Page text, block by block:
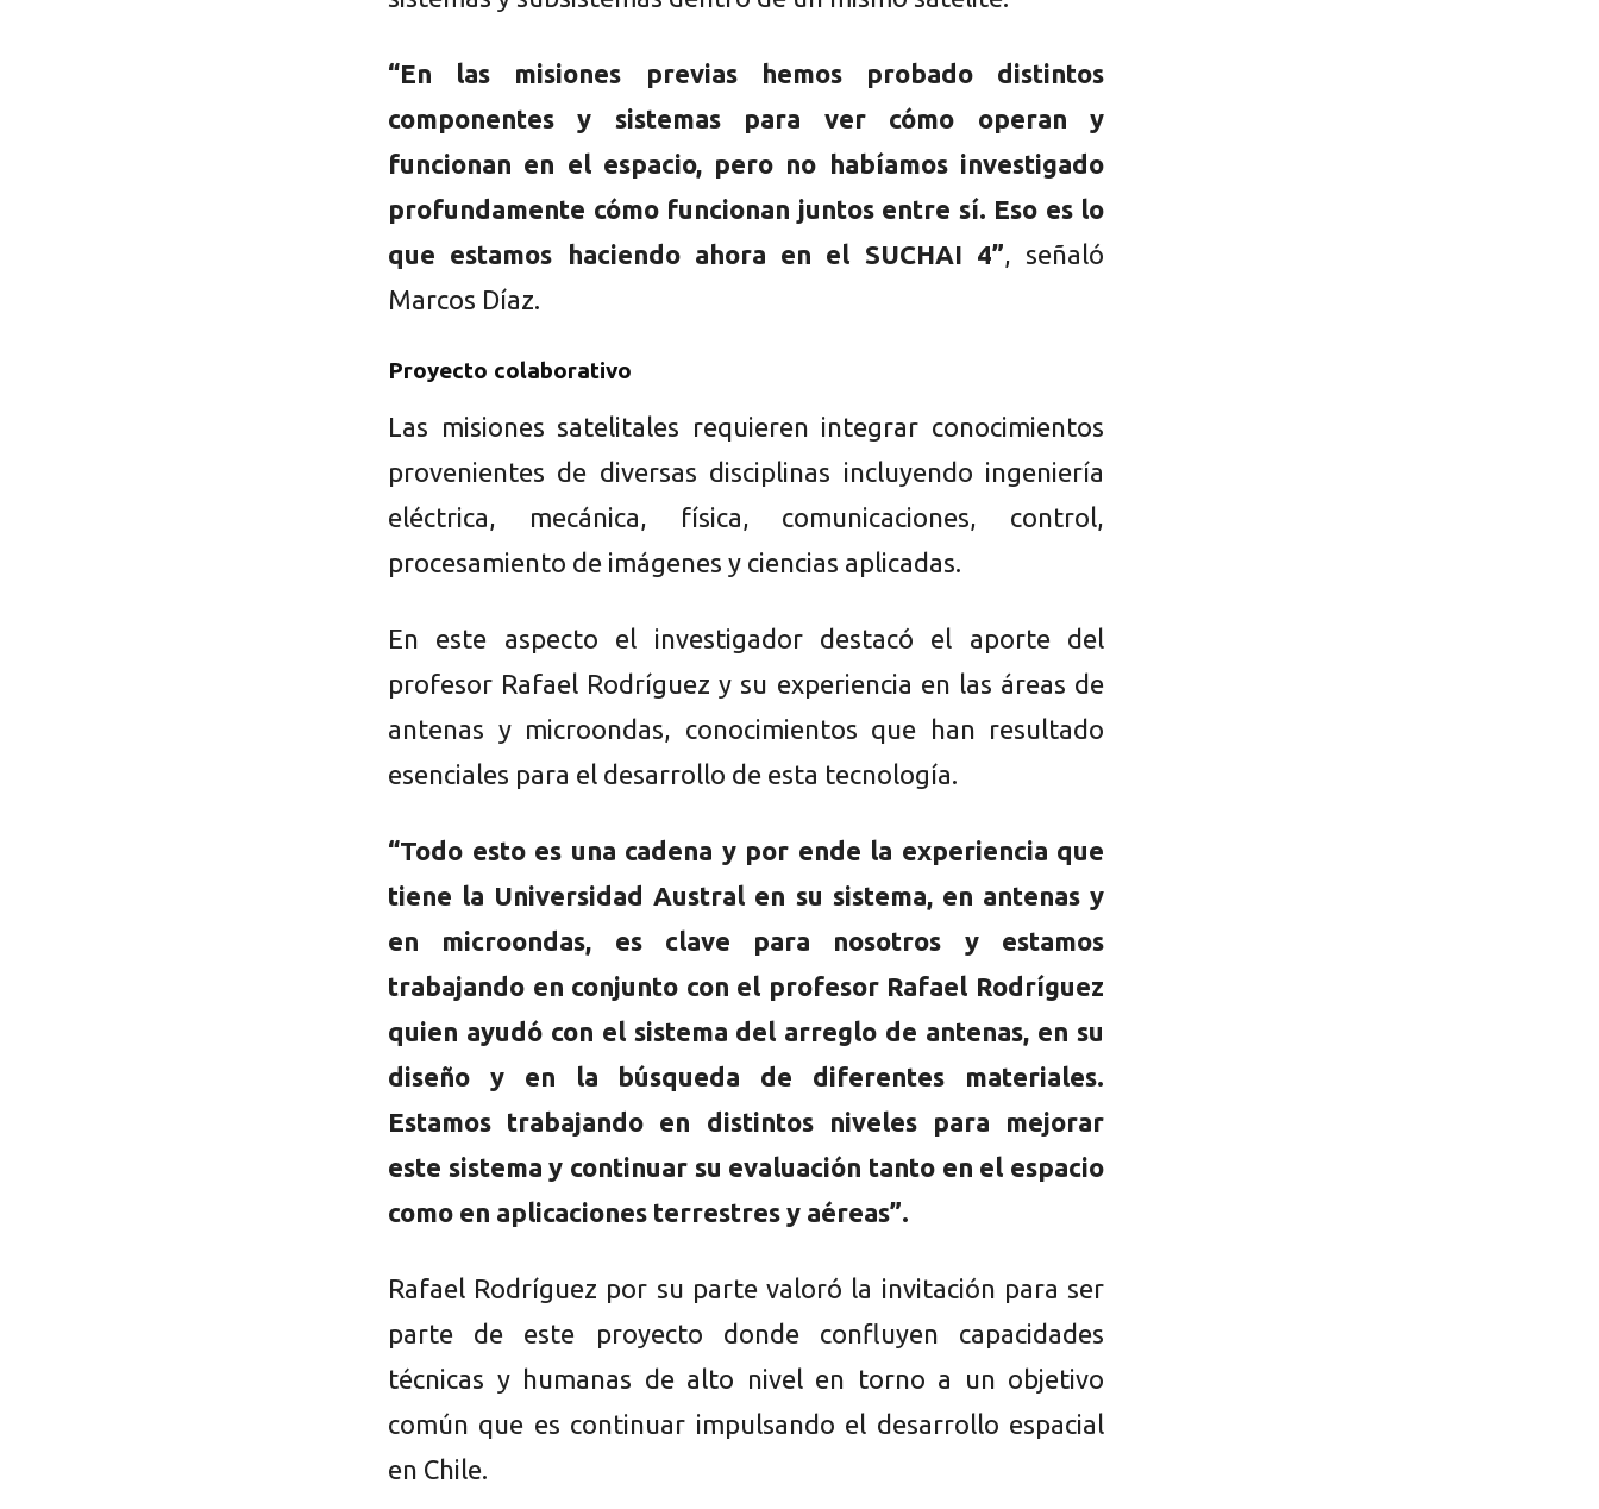
“En las misiones previas hemos probado distintos
componentes y sistemas para ver cómo operan y
funcionan en el espacio, pero no habíamos investigado
profundamente cómo funcionan juntos entre sí. Eso es lo
que estamos haciendo ahora en el SUCHAI 4”, señaló
Marcos Díaz.
Proyecto colaborativo
Las misiones satelitales requieren integrar conocimientos
provenientes de diversas disciplinas incluyendo ingeniería
eléctrica, mecánica, física, comunicaciones, control,
procesamiento de imágenes y ciencias aplicadas.
En este aspecto el investigador destacó el aporte del
profesor Rafael Rodríguez y su experiencia en las áreas de
antenas y microondas, conocimientos que han resultado
esenciales para el desarrollo de esta tecnología.
“Todo esto es una cadena y por ende la experiencia que
tiene la Universidad Austral en su sistema, en antenas y
en microondas, es clave para nosotros y estamos
trabajando en conjunto con el profesor Rafael Rodríguez
quien ayudó con el sistema del arreglo de antenas, en su
diseño y en la búsqueda de diferentes materiales.
Estamos trabajando en distintos niveles para mejorar
este sistema y continuar su evaluación tanto en el espacio
como en aplicaciones terrestres y aéreas”.
Rafael Rodríguez por su parte valoró la invitación para ser
parte de este proyecto donde confluyen capacidades
técnicas y humanas de alto nivel en torno a un objetivo
común que es continuar impulsando el desarrollo espacial
en Chile.